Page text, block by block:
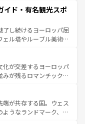
ない旅をしてみよう！
フラメンコ、熱気あふ
生活の一部となってい
雰囲気や、バルセロナの
古代ローマ遺跡や中世
なるスペインはその個
を魅了する。 なお、新着のスペイン情報は コ
イド・有名観光スポ
了し続けるヨーロッパ屈
ル塔やルーブル美術館
麗な宮殿、歴史的な大
な自然が、訪れる者を心
美食の国としても知ら
ンス、プロヴァンスの
楽しみ方が可能だ。さ
れており、どの街角に
化が交差するヨーロッパ
が残るロマンチック街
飽きることがない。ベ
のアルプスの絶景、そ
た風景は必見。ビール
が共存する国。ウェス
うなランドマーク、歴